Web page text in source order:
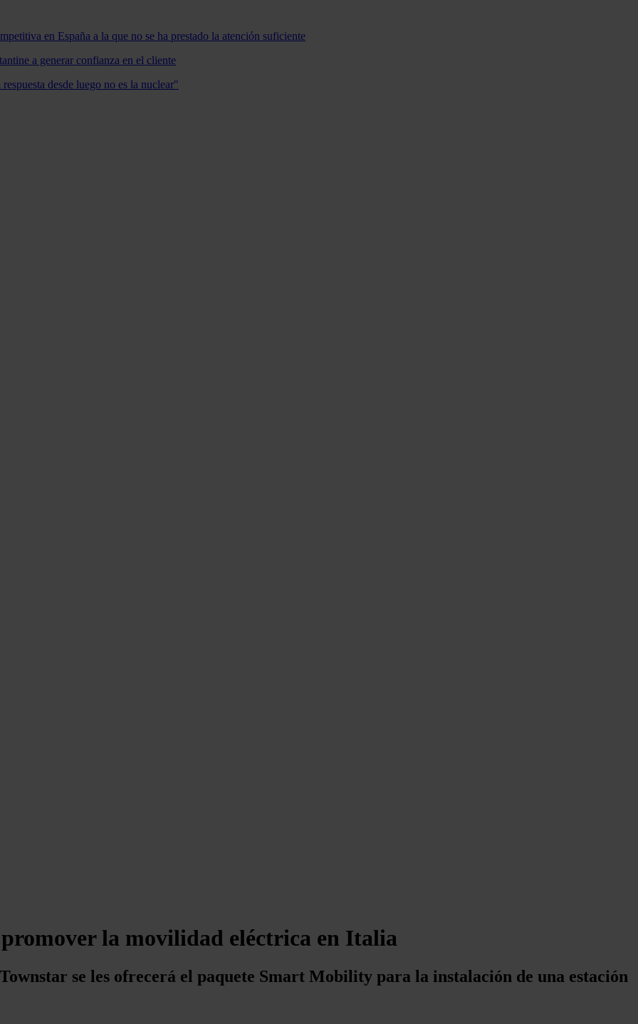
en España a la que no se ha prestado la atención suficiente
a generar confianza en el cliente
desde luego no es la nuclear"
la movilidad eléctrica en Italia
se les ofrecerá el paquete Smart Mobility para la instalación de una estación